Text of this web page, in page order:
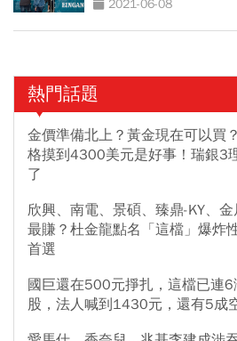
2021-06-08
熱門話題
金價準備北上？黃金現在可以買
格摸到4300美元是好事！瑞銀3
了
欣興、南電、景碩、臻鼎-KY、
最賺？杜金龍點名「這檔」爆炸
首選
國巨還在500元掙扎，這檔已連
股，法人喊到1430元，還有5成